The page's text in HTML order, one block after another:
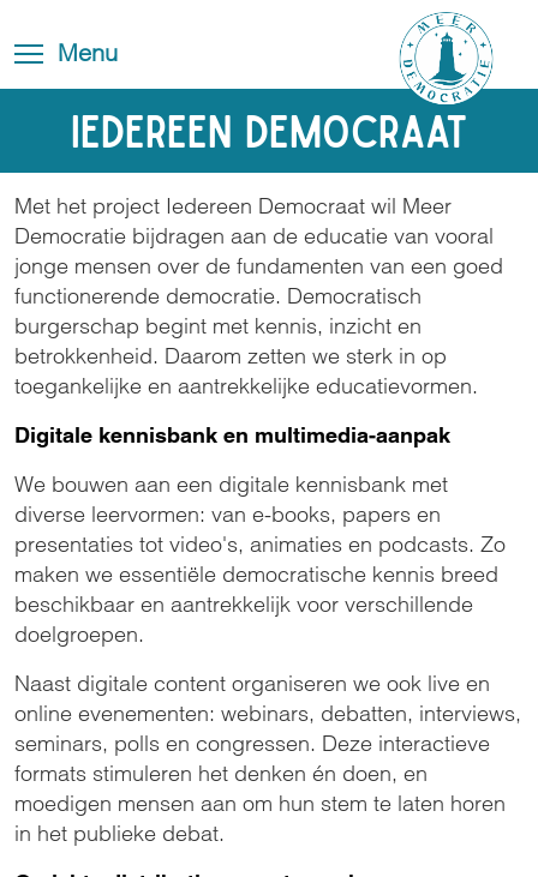
en Toggle
navigation
Contact
Menu
Iedereen democraat
Met het project Iedereen Democraat wil Meer
Democratie bijdragen aan de educatie van vooral
jonge mensen over de fundamenten van een goed
functionerende democratie. Democratisch
burgerschap begint met kennis, inzicht en
betrokkenheid. Daarom zetten we sterk in op
toegankelijke en aantrekkelijke educatievormen.
Digitale kennisbank en multimedia-aanpak
We bouwen aan een digitale kennisbank met
diverse leervormen: van e-books, papers en
presentaties tot video's, animaties en podcasts. Zo
maken we essentiële democratische kennis breed
beschikbaar en aantrekkelijk voor verschillende
doelgroepen.
Naast digitale content organiseren we ook live en
online evenementen: webinars, debatten, interviews,
seminars, polls en congressen. Deze interactieve
formats stimuleren het denken én doen, en
moedigen mensen aan om hun stem te laten horen
in het publieke debat.